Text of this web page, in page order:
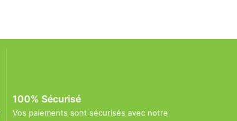
100% Sécurisé
Vos paiements sont sécurisés avec notre